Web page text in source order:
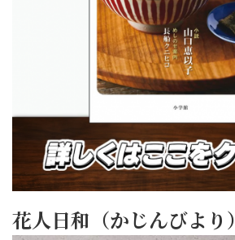
花人日和（かじんびより）